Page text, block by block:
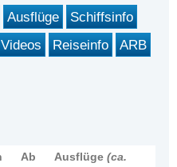
Ausflüge
Schiffsinfo
Videos Reiseinfo ARB
Ab Ausflüge(ca.